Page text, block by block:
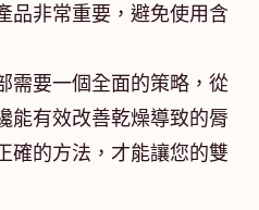
品非常重要，避免使用含
需要一個全面的策略，從
能有效改善乾燥導致的脣
確的方法，才能讓您的雙